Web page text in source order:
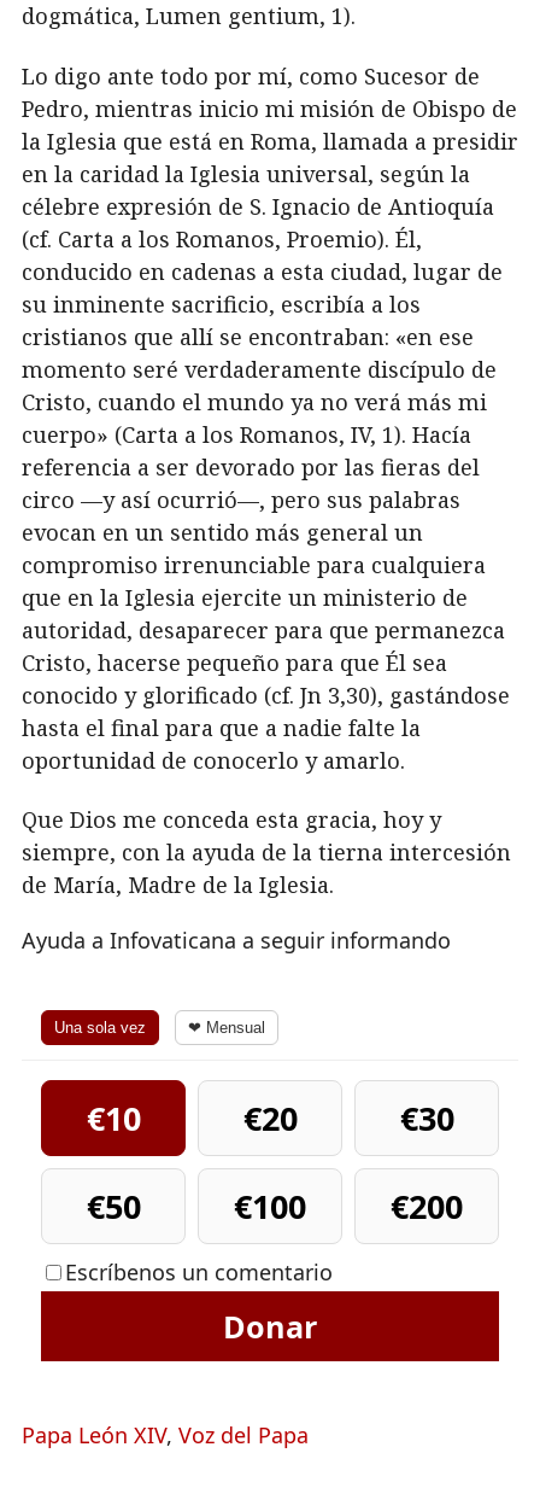
dogmática, Lumen gentium, 1).
Lo digo ante todo por mí, como Sucesor de
Pedro, mientras inicio mi misión de Obispo de
la Iglesia que está en Roma, llamada a presidir
en la caridad la Iglesia universal, según la
célebre expresión de S. Ignacio de Antioquía
(cf. Carta a los Romanos, Proemio). Él,
conducido en cadenas a esta ciudad, lugar de
su inminente sacrificio, escribía a los
cristianos que allí se encontraban: «en ese
momento seré verdaderamente discípulo de
Cristo, cuando el mundo ya no verá más mi
cuerpo» (Carta a los Romanos, IV, 1). Hacía
referencia a ser devorado por las fieras del
circo —y así ocurrió—, pero sus palabras
evocan en un sentido más general un
compromiso irrenunciable para cualquiera
que en la Iglesia ejercite un ministerio de
autoridad, desaparecer para que permanezca
Cristo, hacerse pequeño para que Él sea
conocido y glorificado (cf. Jn 3,30), gastándose
hasta el final para que a nadie falte la
oportunidad de conocerlo y amarlo.
Que Dios me conceda esta gracia, hoy y
siempre, con la ayuda de la tierna intercesión
de María, Madre de la Iglesia.
Ayuda a Infovaticana a seguir informando
Una sola vez ❤ Mensual
€10 €20
€30
€50
€100 €200
Escríbenos un comentario
Donar
Papa León XIV, Voz del Papa